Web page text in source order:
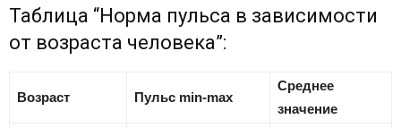
Таблица “Норма пульса в зависимости
от возраста человека”:
Возраст Пульс min-max
Среднее
значение